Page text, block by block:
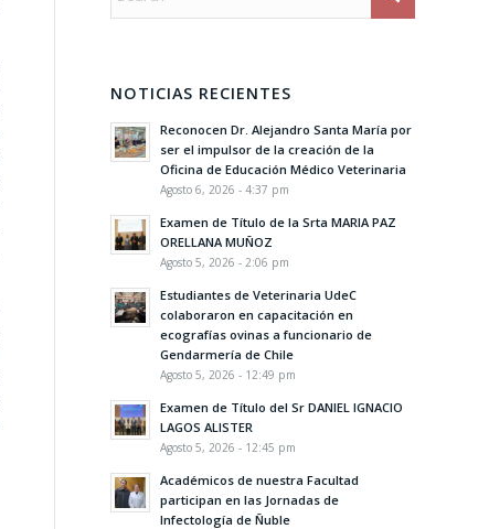
NOTICIAS RECIENTES
Reconocen Dr. Alejandro Santa María por
ser el impulsor de la creación de la
Oficina de Educación Médico Veterinaria
Agosto 6, 2026 - 4:37 pm
Examen de Título de la Srta MARIA PAZ
ORELLANA MUÑOZ
Agosto 5, 2026 - 2:06 pm
Estudiantes de Veterinaria UdeC
colaboraron en capacitación en
ecografías ovinas a funcionario de
Gendarmería de Chile
Agosto 5, 2026 - 12:49 pm
Examen de Título del Sr DANIEL IGNACIO
LAGOS ALISTER
Agosto 5, 2026 - 12:45 pm
Académicos de nuestra Facultad
participan en las Jornadas de
Infectología de Ñuble